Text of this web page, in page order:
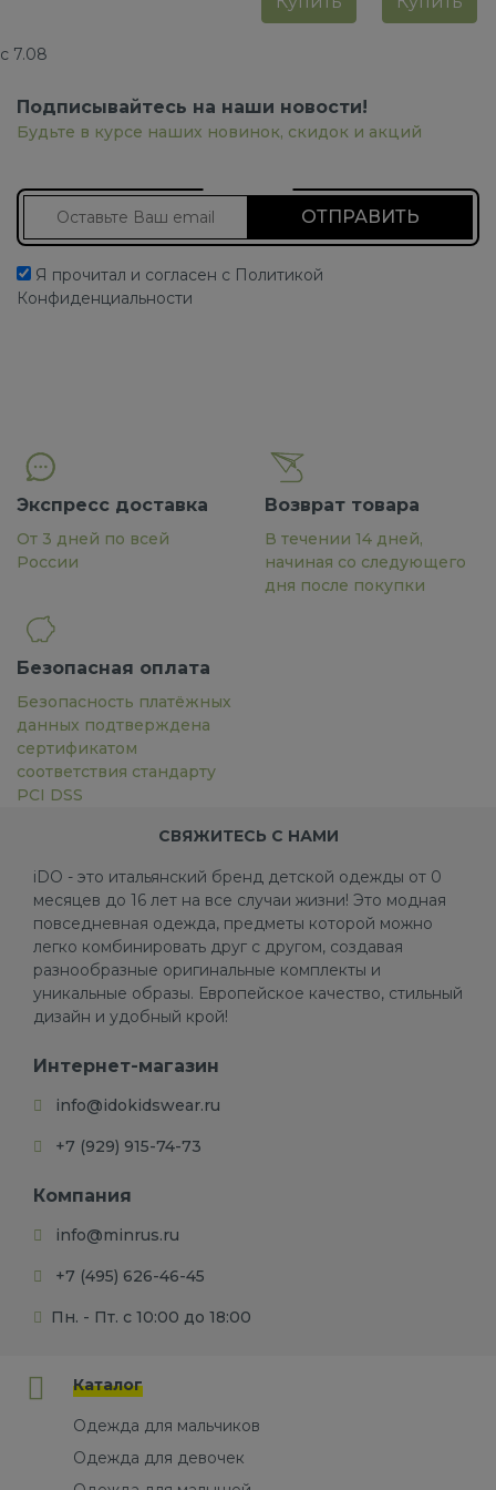
с 7.08
Подписывайтесь на наши новости!
Будьте в курсе наших новинок, скидок и акций
Я прочитал и согласен с Политикой
Конфиденциальности
Экспресс доставка
От 3 дней по всей
России
Возврат товара
В течении 14 дней,
начиная со следующего
дня после покупки
Безопасная оплата
Безопасность платёжных
данных подтверждена
сертификатом
соответствия стандарту
PCI DSS
СВЯЖИТЕСЬ С НАМИ
iDO - это итальянский бренд детской одежды от 0
месяцев до 16 лет на все случаи жизни! Это модная
повседневная одежда, предметы которой можно
легко комбинировать друг с другом, создавая
разнообразные оригинальные комплекты и
уникальные образы. Европейское качество, стильный
дизайн и удобный крой!
Интернет-магазин
info@idokidswear.ru
+7 (929) 915-74-73
Компания
info@minrus.ru
+7 (495) 626-46-45
Пн. - Пт. с 10:00 до 18:00
Каталог
Одежда для мальчиков
Одежда для девочек